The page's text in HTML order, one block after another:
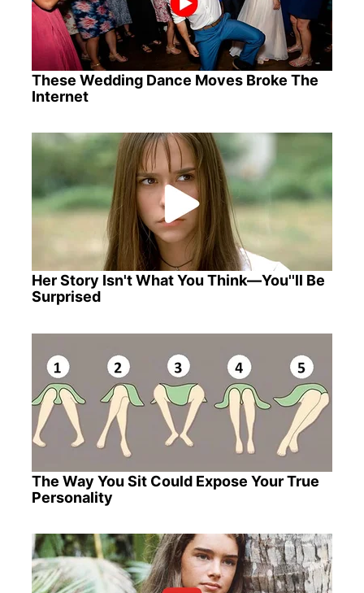
These Wedding Dance Moves Broke The
Internet
Her Story Isn't What You Think—You''ll Be
Surprised
The Way You Sit Could Expose Your True
Personality